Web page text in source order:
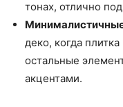
тонах, отлично
деко, когда
остальные
акцентами.